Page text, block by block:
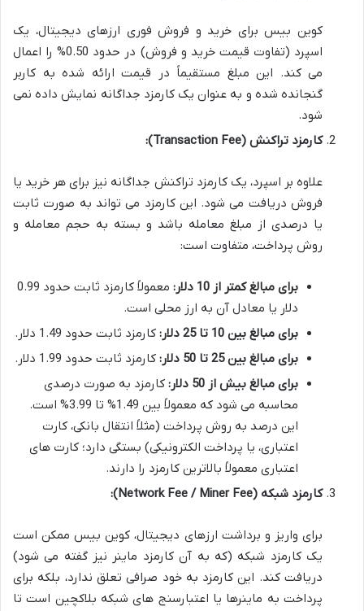
کوین بیس برای خرید و فروش فوری ارزهای دیجیتال، یک
اسپرد (تفاوت قیمت خرید و فروش) در حدود 0.50% را اعمال
می کند. این مبلغ مستقیماً در قیمت ارائه شده به کاربر
گنجانده شده و به عنوان یک کارمزد جداگانه نمایش داده نمی
شود.
کارمزد تراکنش (Transaction Fee):
علاوه بر اسپرد، یک کارمزد تراکنش جداگانه نیز برای هر خرید یا
فروش دریافت می شود. این کارمزد می تواند به صورت ثابت
یا درصدی از مبلغ معامله باشد و بسته به حجم معامله و
روش پرداخت، متفاوت است:
برای مبالغ کمتر از 10 دلار:
معمولاً کارمزد ثابت حدود 0.99
دلار یا معادل آن به ارز محلی است.
برای مبالغ بین 10 تا 25 دلار:
کارمزد ثابت حدود 1.49 دلار.
برای مبالغ بین 25 تا 50 دلار:
کارمزد ثابت حدود 1.99 دلار.
برای مبالغ بیش از 50 دلار:
کارمزد به صورت درصدی
محاسبه می شود که معمولاً بین 1.49% تا 3.99% است.
این درصد به روش پرداخت (مثلاً انتقال بانکی، کارت
اعتباری، یا پرداخت الکترونیکی) بستگی دارد؛ کارت های
اعتباری معمولاً بالاترین کارمزد را دارند.
کارمزد شبکه (Network Fee / Miner Fee):
برای واریز و برداشت ارزهای دیجیتال، کوین بیس ممکن است
یک کارمزد شبکه (که به آن کارمزد ماینر نیز گفته می شود)
دریافت کند. این کارمزد به خود صرافی تعلق ندارد، بلکه برای
پرداخت به ماینرها یا اعتبارسنج های شبکه بلاکچین است تا